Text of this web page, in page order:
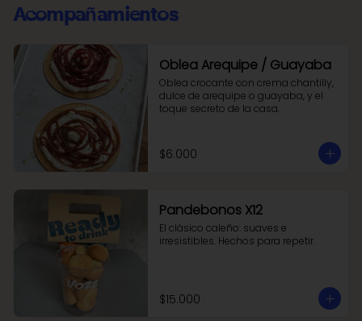
Acompañamientos
Oblea Arequipe / Guayaba
Oblea crocante con crema chantilly,
dulce de arequipe o guayaba, y el
toque secreto de la casa.
$6.000
Pandebonos X12
El clásico caleño: suaves e
irresistibles. Hechos para repetir.
$15.000